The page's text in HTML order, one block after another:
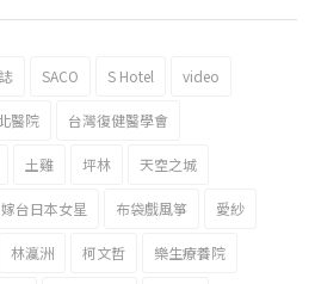
風箏節「風在石起」霸氣回歸
SACO S Hotel video
醫院 台灣復健醫學會
土雞 坪林 天空之城
嫁台日本女星 布袋戲風箏 愛紗
林瀛洲 柯文哲 樂生療養院